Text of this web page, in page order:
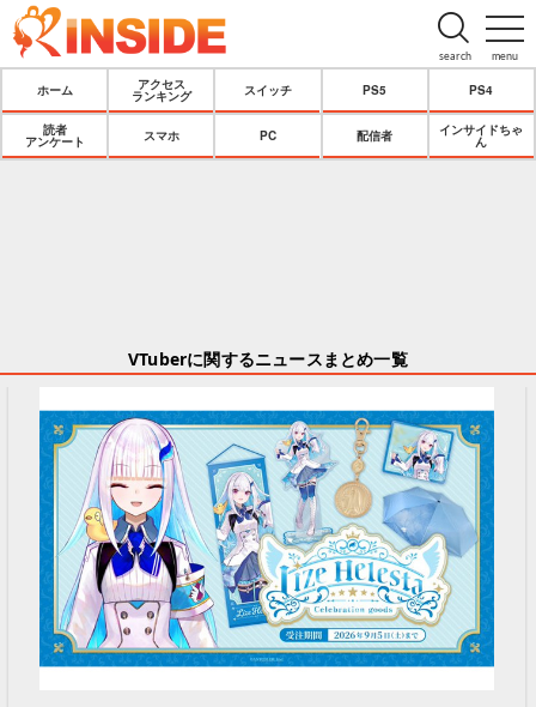
menu
search
ホーム
アクセス
ランキング
スイッチ PS5 PS4
読者
アンケート
スマホ PC 配信者
インサイドちゃ
ん
VTuberに関するニュースまとめ一覧